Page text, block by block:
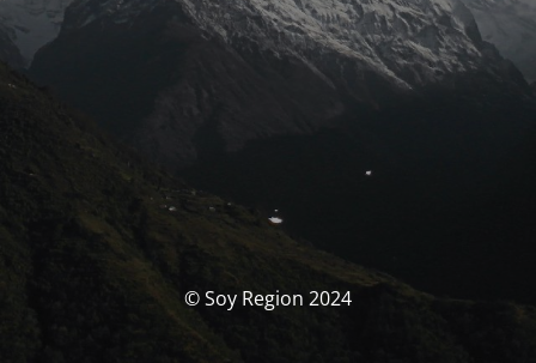
© Soy Region 2024